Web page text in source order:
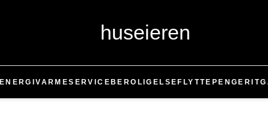
huseieren
ENERGIVARMESERVICE BEROLIGELSE FLYTTE PENGER IT